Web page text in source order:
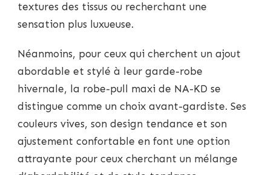
textures des tissus ou recherchant une
sensation plus luxueuse.
Néanmoins, pour ceux qui cherchent un ajout
abordable et stylé à leur garde-robe
hivernale, la robe-pull maxi de NA-KD se
distingue comme un choix avant-gardiste. Ses
couleurs vives, son design tendance et son
ajustement confortable en font une option
attrayante pour ceux cherchant un mélange